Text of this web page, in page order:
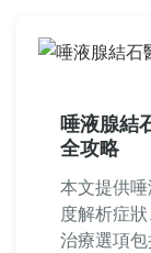
唾液腺結
全攻略
本文提供
度解析症
治療選項